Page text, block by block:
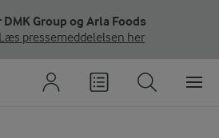
DMK Group og Arla Foods
Læs pressemeddelelsen her